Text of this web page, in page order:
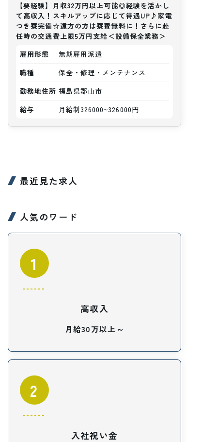
【要経験】月収32万円以上可能◎経験を活かし
て高収入！スキルアップに応じて待遇UP♪家電
つき寮完備☆遠方の方は寮費無料に！さらに赴
任時の交通費上限5万円支給＜設備保全業務＞
雇用形態
無期雇用派遣
職種
保全・修理・メンテナンス
勤務地住所 福島県郡山市
給与
月給制326000~326000円
最近見た求人
人気のワード
1
高収入
月給30万以上～
2
入社祝い金